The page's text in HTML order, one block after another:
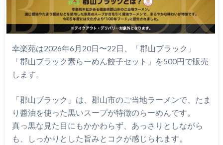
幸楽苑は2026年6月20日〜22日、「郡山ブラック」
「郡山ブラック素らーめん餃子セット」を500円で販売
します。
「郡山ブラック」は、郡山市のご当地ラーメンで、たま
り醬油を使った黒いスープが特徴のらーめんです。
真っ黒な見た目にもかかわらず、あっさりとしながら
も、しっかりとした旨みとコクが感じられます。